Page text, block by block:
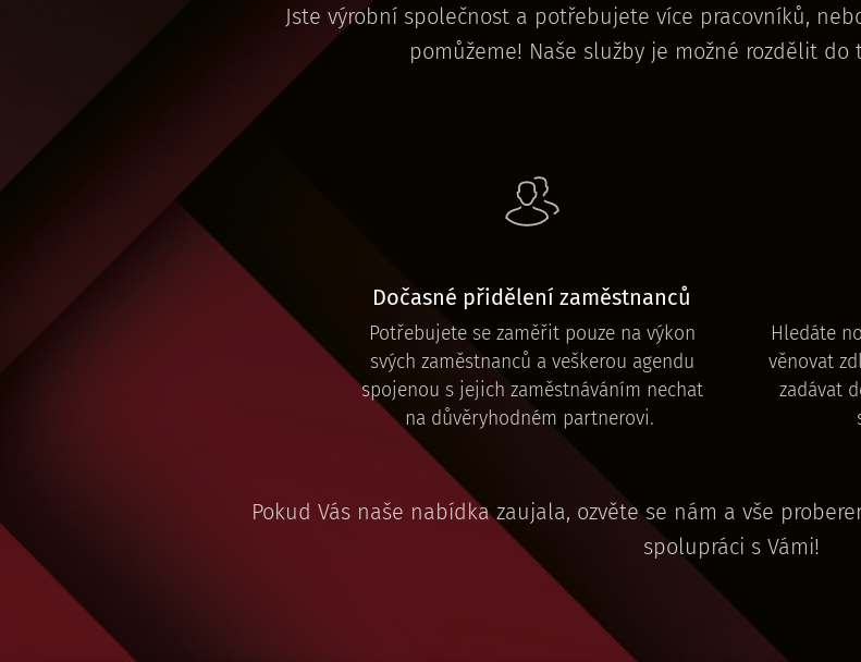
Jste výrobní společnost a potřebujete více pracovníků,
pomůžeme! Naše služby je možné rozdělit
Dočasné přidělení zaměstnanců
Potřebujete se zaměřit pouze na výkon
svých zaměstnanců a veškerou agendu
spojenou s jejich zaměstnáváním nechat
na důvěryhodném partnerovi.
Hledáte
věnovat
zadávat
Pokud Vás naše nabídka zaujala, ozvěte se nám a vše
spolupráci s Vámi!